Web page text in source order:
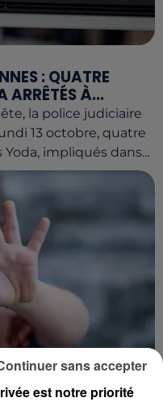
: QUATRE
ARRÊTÉS À...
la police judiciaire
13 octobre, quatre
impliqués dans...
est notre priorité
sans accepter